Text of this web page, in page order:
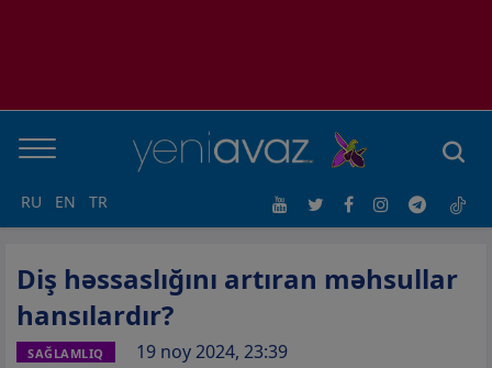
RU EN TR
Diş həssaslığını artıran məhsullar
hansılardır?
SAĞLAMLIQ 19 noy 2024, 23:39